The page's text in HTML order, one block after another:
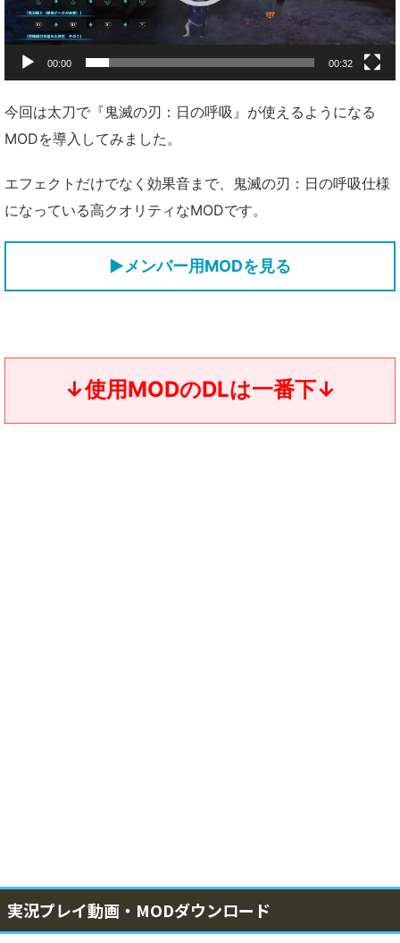
00:00 00:32
今回は太刀で『鬼滅の刃：日の呼吸』が使えるようになる
MODを導入してみました。
エフェクトだけでなく効果音まで、鬼滅の刃：日の呼吸仕様
になっている高クオリティなMODです。
▶メンバー用MODを見る
↓使用MODのDLは一番下↓
実況プレイ動画・MODダウンロード